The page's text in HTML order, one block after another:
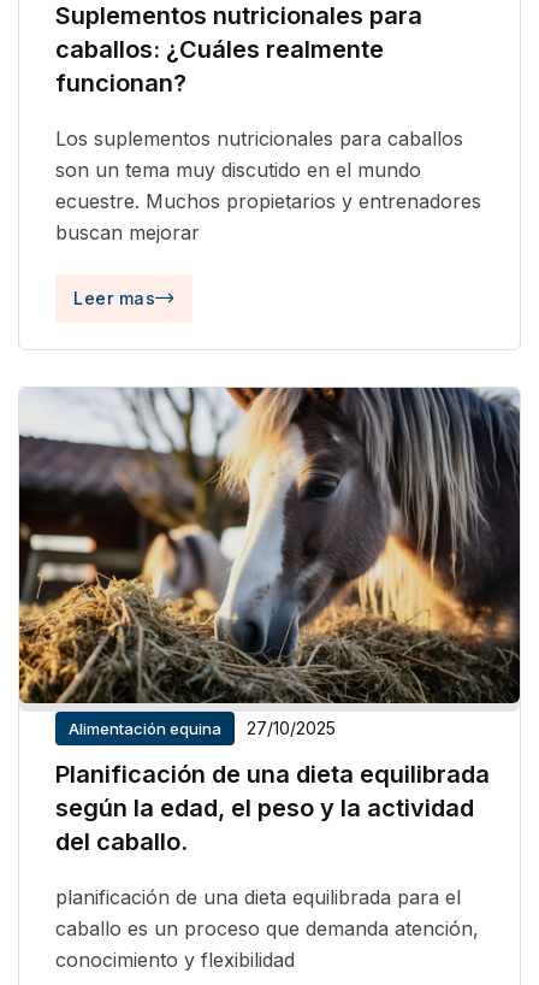
Suplementos nutricionales para
caballos: ¿Cuáles realmente
funcionan?
Los suplementos nutricionales para caballos
son un tema muy discutido en el mundo
ecuestre. Muchos propietarios y entrenadores
buscan mejorar
Leer mas
Alimentación equina 27/10/2025
Planificación de una dieta equilibrada
según la edad, el peso y la actividad
del caballo.
planificación de una dieta equilibrada para el
caballo es un proceso que demanda atención,
conocimiento y flexibilidad